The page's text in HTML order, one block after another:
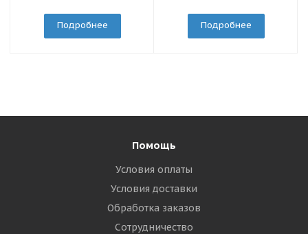
Подробнее Подробнее
Помощь
Условия оплаты
Условия доставки
Обработка заказов
Сотрудничество